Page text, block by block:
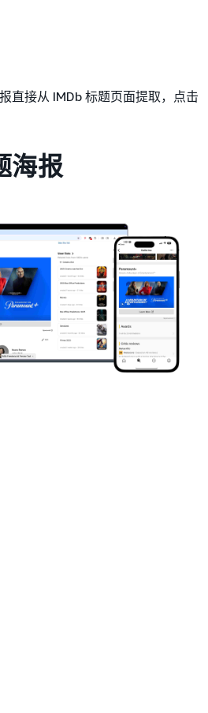
直接从 IMDb 标题页面提取，点击
海报